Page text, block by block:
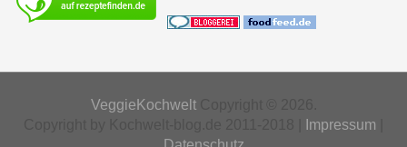
VeggieKochweltCopyright © 2026.
Impressum